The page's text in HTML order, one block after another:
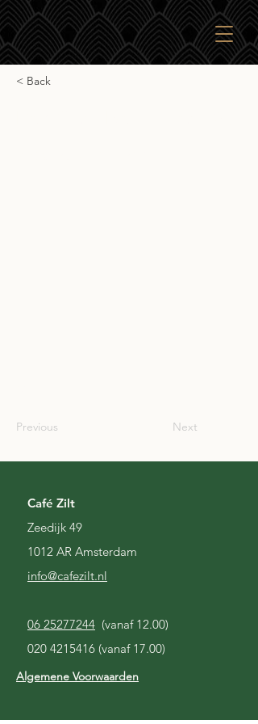
< Back
Previous Next
Café Zilt
Zeedijk 49
1012 AR Amsterdam
info@cafezilt.nl
06 25277244 (vanaf 12.00)
020 4215416 (vanaf 17.00)
Algemene Voorwaarden